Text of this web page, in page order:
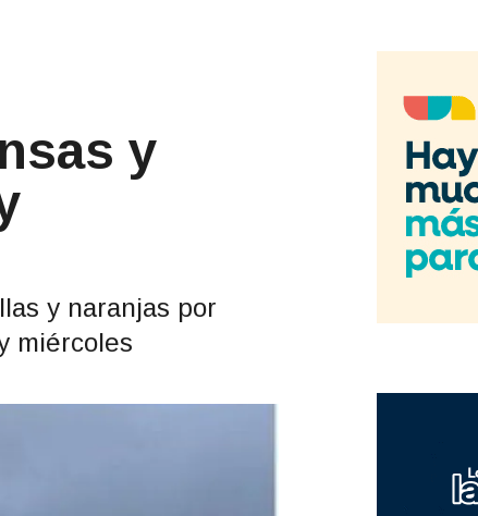
y
y naranjas por
miércoles